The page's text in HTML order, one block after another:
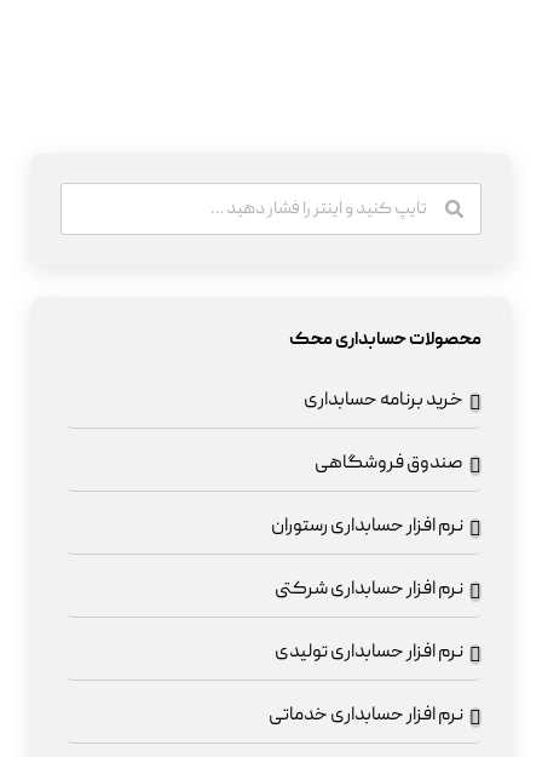
محصولات حسابداری محک
خرید برنامه حسابداری
صندوق فروشگاهی
نرم افزار حسابداری رستوران
نرم افزار حسابداری شرکتی
نرم افزار حسابداری تولیدی
نرم افزار حسابداری خدماتی